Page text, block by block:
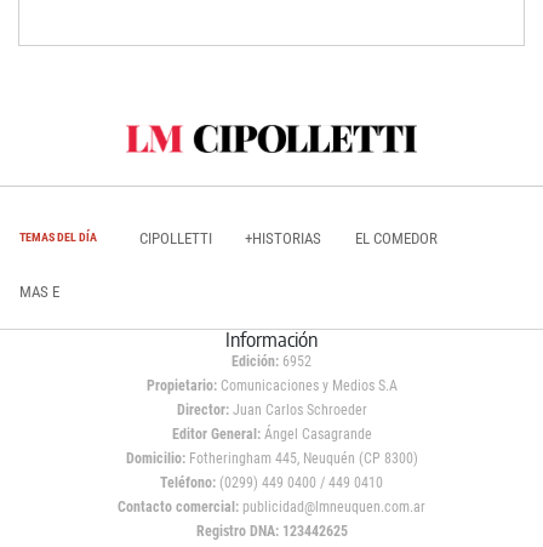
TEMAS DEL DÍA CIPOLLETTI +HISTORIAS EL COMEDOR
MAS E
Información
Edición: 6952
Propietario:Comunicaciones y Medios S.A
Director: Juan Carlos Schroeder
Editor General:Ángel Casagrande
Domicilio:Fotheringham 445, Neuquén (CP 8300)
Teléfono: (0299) 449 0400 / 449 0410
Contacto comercial: publicidad@lmneuquen.com.ar
Registro DNA: 123442625